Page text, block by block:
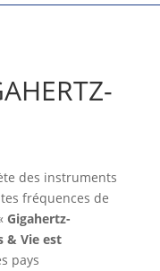
des instruments
fréquences de
Gigahertz-
& Vie est
pays